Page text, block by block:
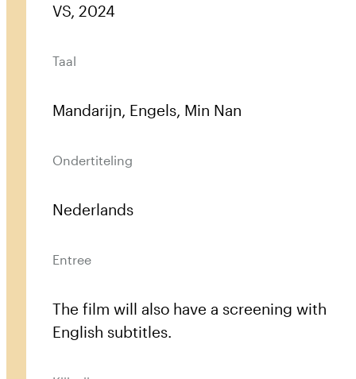
VS, 2024
Taal
Mandarijn, Engels, Min Nan
Ondertiteling
Nederlands
Entree
The film will also have a screening with
English subtitles.